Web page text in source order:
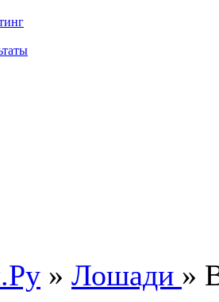
» Лошади »